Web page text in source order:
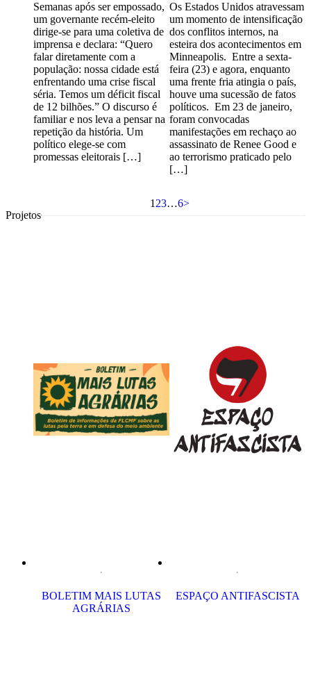
Semanas após ser empossado,
um governante recém-eleito
dirige-se para uma coletiva de
imprensa e declara: “Quero
falar diretamente com a
população: nossa cidade está
enfrentando uma crise fiscal
séria. Temos um déficit fiscal
de 12 bilhões.” O discurso é
familiar e nos leva a pensar na
repetição da história. Um
político elege-se com
promessas eleitorais […]
Os Estados Unidos atravessam
um momento de intensificação
dos conflitos internos, na
esteira dos acontecimentos em
Minneapolis. Entre a sexta-
feira (23) e agora, enquanto
uma frente fria atingia o país,
houve uma sucessão de fatos
políticos. Em 23 de janeiro,
foram convocadas
manifestações em rechaço ao
assassinato de Renee Good e
ao terrorismo praticado pelo
[…]
1 23…6>
Projetos
BOLETIM MAIS LUTAS
AGRÁRIAS
ESPAÇO ANTIFASCISTA